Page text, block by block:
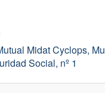
Midat Cyclops,
Social, nº 1